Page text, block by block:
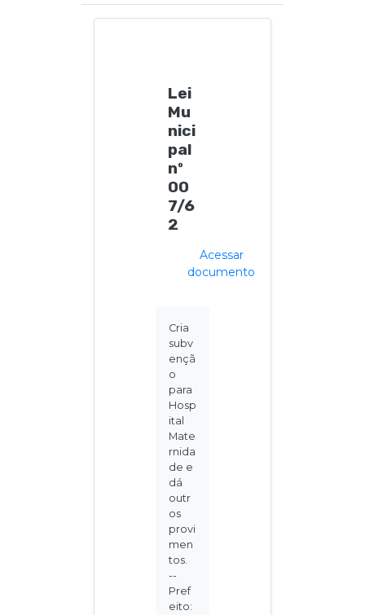
Lei
Mu
nici
pal
nº
00
7/6
2
Acessar
documento
Cria
subv
ençã
o
para
Hosp
ital
Mate
rnida
de e
dá
outr
os
provi
men
tos.
--
Pref
eito: